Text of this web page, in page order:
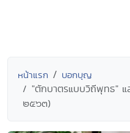
หน้าแรก บอกบุญ
"ตักบาตรแบบวิถีพุทธ" แ
๒๕๖๓)